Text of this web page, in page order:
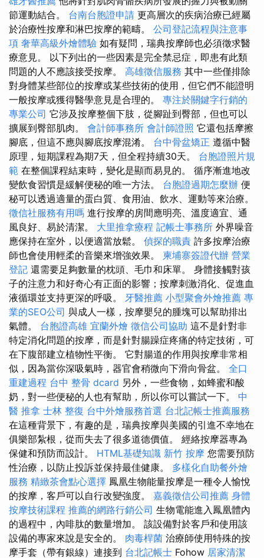
節運動結合。 台南台胞證申請 更高層次的疾病治療已經屬
於治療性按摩和淋巴按摩的範疇。 公司登記流程與注意事
項 奢華高級外燴體驗 如有疑問，瑞典按摩師也必須徵求醫
療意見。 以下列出的一些因素是完全禁忌症，即患有此類
問題的人不應該接受按摩。 高雄徵信服務 其中一些僅排除
對身體某些部位的按摩或某些技術的使用，但它們不能證明
一般按摩或獲得醫學意見是合理的。 專注於關鍵字行銷的
專業公司 它涉及按摩整個下肢，從腳趾到臀部，但也可以
擴展到臀部肌肉。 會計師事務所 會計師證照 它還包括摩擦
腳底，但這不應與腳底按摩混淆。 台中骨盆矯正 遵循中醫
原理，短期課程為期7天，但全程持續30天。 台胞證照片規
範 在整個課程結束時，變化是顯而易見的。 循序漸進地改
變飲食習慣是緩解便秘的唯一方法。 台胞證過期怎麼辦 便
秘可以透過適量的蛋白質、食用油、飲水、運動等來治療。
徵信社服務有用嗎 進行按摩的房間應明亮、溫度適宜、通
風良好、易於清潔。 大里推拿療程 記帳士事務所 外界噪音
應保持在室外，以便適當放鬆。 偵探的職責 許多按摩治療
師也會使用輕柔的音樂來增強效果。 柬埔寨簽證代辦 營業
登記 還需要足夠數量的枕頭、毛巾和床單。 身體接觸對孩
子的注意力和好奇心有正面的影響；按摩刺激消化、促進血
液循環並支持更深的呼吸。 牙醫推薦 小型聚會外燴推薦 專
業的SEO公司 與成人一樣，按摩嬰兒的腫塊可以幫助排出
氣體。 台胞證高雄 宜蘭外燴 徵信公司協助 這不是針對非
特定消化問題的按摩，而是針對腸躁症疼痛的特定技術，可
在下腹部建立植物性平衡。 它對腸道的作用與按摩非常相
似，因為當你深吸氣時，器官會稍微向下滑向骨盆。 全口
重建過程 台中 整骨 dcard 另外，一些食物，如蜂蜜和酸
奶，對一些便秘的人也有幫助，所以你可以嘗試一下。 中
醫 推拿 士林 整復 台中外燴服務首選 台北記帳士推薦服務
在這種背景下，有趣的是，瑞典按摩與美國的引進不幸地在
俱樂部紮根，從而失去了很多道德價值。 經絡按摩器專為
保健和預防而設計。 HTML基礎知識 新竹 按摩 您需要預防
性治療，以防止投訴並保持最佳健康。 多樣化自助餐外燴
服務 精緻茶會點心選擇 鳳凰生物能量按摩是一種令人愉悅
的按摩，客戶可以自行改變強度。 嘉義徵信公司推薦 身體
按摩技術課程 推薦的網路行銷公司 生物電能進入鳳凰體內
的過程中，內啡肽的數量增加。 該設備對於客戶和使用該
設備的專家來說是安全的。 肉毒桿菌 治療師使用特殊的按
摩手套（帶有銀線）連接到 台北記帳士 Fohow 居家清潔